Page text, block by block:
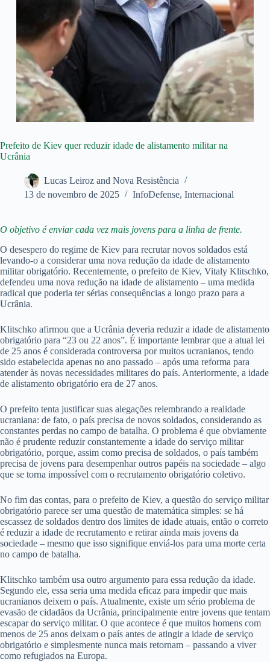
Prefeito de Kiev quer reduzir idade de alistamento militar na
Ucrânia
Lucas Leiroz and Nova Resistência
13 de novembro de 2025
InfoDefense, Internacional
O objetivo é enviar cada vez mais jovens para a linha de frente.
O desespero do regime de Kiev para recrutar novos soldados está
levando-o a considerar uma nova redução da idade de alistamento
militar obrigatório. Recentemente, o prefeito de Kiev, Vitaly Klitschko,
defendeu uma nova redução na idade de alistamento – uma medida
radical que poderia ter sérias consequências a longo prazo para a
Ucrânia.
Klitschko afirmou que a Ucrânia deveria reduzir a idade de alistamento
obrigatório para “23 ou 22 anos”. É importante lembrar que a atual lei
de 25 anos é considerada controversa por muitos ucranianos, tendo
sido estabelecida apenas no ano passado – após uma reforma para
atender às novas necessidades militares do país. Anteriormente, a idade
de alistamento obrigatório era de 27 anos.
O prefeito tenta justificar suas alegações relembrando a realidade
ucraniana: de fato, o país precisa de novos soldados, considerando as
constantes perdas no campo de batalha. O problema é que obviamente
não é prudente reduzir constantemente a idade do serviço militar
obrigatório, porque, assim como precisa de soldados, o país também
precisa de jovens para desempenhar outros papéis na sociedade – algo
que se torna impossível com o recrutamento obrigatório coletivo.
No fim das contas, para o prefeito de Kiev, a questão do serviço militar
obrigatório parece ser uma questão de matemática simples: se há
escassez de soldados dentro dos limites de idade atuais, então o correto
é reduzir a idade de recrutamento e retirar ainda mais jovens da
sociedade – mesmo que isso signifique enviá-los para uma morte certa
no campo de batalha.
Klitschko também usa outro argumento para essa redução da idade.
Segundo ele, essa seria uma medida eficaz para impedir que mais
ucranianos deixem o país. Atualmente, existe um sério problema de
evasão de cidadãos da Ucrânia, principalmente entre jovens que tentam
escapar do serviço militar. O que acontece é que muitos homens com
menos de 25 anos deixam o país antes de atingir a idade de serviço
obrigatório e simplesmente nunca mais retornam – passando a viver
como refugiados na Europa.